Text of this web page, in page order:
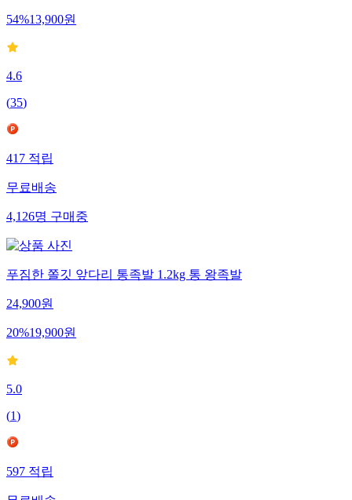
54%13,900원
4.6
(35)
417 적립
무료배송
4,126명 구매중
푸짐한 쫄깃 앞다리 통족발 1.2kg 통 왕족발
24,900원
20%19,900원
5.0
(1)
597 적립